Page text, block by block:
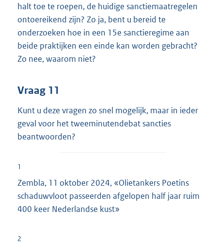
halt toe te roepen, de huidige sanctiemaatregelen
ontoereikend zijn? Zo ja, bent u bereid te
onderzoeken hoe in een 15e sanctieregime aan
beide praktijken een einde kan worden gebracht?
Zo nee, waarom niet?
Vraag 11
Kunt u deze vragen zo snel mogelijk, maar in ieder
geval voor het tweeminutendebat sancties
beantwoorden?
1
Zembla, 11 oktober 2024, «Olietankers Poetins
schaduwvloot passeerden afgelopen half jaar ruim
400 keer Nederlandse kust»
2